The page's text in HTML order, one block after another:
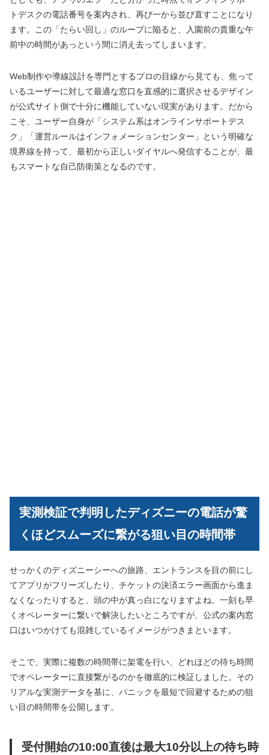
トデスクの電話番号を案内され、再び一から並び直すことになり
ます。この「たらい回し」のループに陥ると、入園前の貴重な午
前中の時間があっという間に消え去ってしまいます。
Web制作や導線設計を専門とするプロの目線から見ても、焦って
いるユーザーに対して最適な窓口を直感的に選択させるデザイン
が公式サイト側で十分に機能していない現実があります。だから
こそ、ユーザー自身が「システム系はオンラインサポートデス
ク」「運営ルールはインフォメーションセンター」という明確な
境界線を持って、最初から正しいダイヤルへ発信することが、最
もスマートな自己防衛策となるのです。
実測検証で判明したディズニーの電話が驚
くほどスムーズに繋がる狙い目の時間帯
せっかくのディズニーシーへの旅路、エントランスを目の前にし
てアプリがフリーズしたり、チケットの決済エラー画面から進ま
なくなったりすると、頭の中が真っ白になりますよね。一刻も早
くオペレーターに繋いで解決したいところですが、公式の案内窓
口はいつかけても混雑しているイメージがつきまといます。
そこで、実際に複数の時間帯に架電を行い、どれほどの待ち時間
でオペレーターに直接繋がるのかを徹底的に検証しました。その
リアルな実測データを基に、パニックを最短で回避するための狙
い目の時間帯を公開します。
受付開始の10:00直後は最大10分以上の待ち時